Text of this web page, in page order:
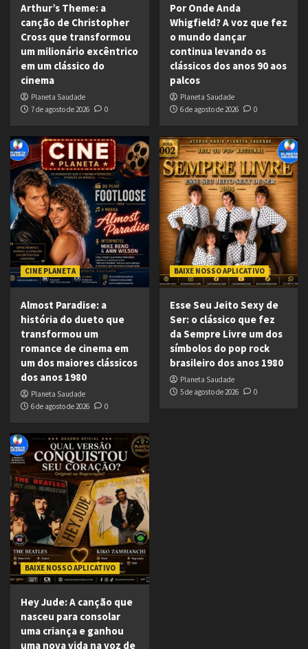
Arthur’s Theme: a
canção de Christopher
Cross que transformou
um milionário excêntrico
em um clássico do
cinema
Planeta Saudade
7 de agosto de 2026
0
Por Onde Anda
Whigfield? A voz que fez
o mundo dançar
continua levando os
clássicos dos anos 90 aos
palcos
Planeta Saudade
6 de agosto de 2026
0
CINE PLANETA
Almost Paradise: a
história do dueto que
transformou um
romance de cinema em
um dos maiores clássicos
dos anos 1980
Planeta Saudade
6 de agosto de 2026
0
BAIXE NOSSO APLICATIVO
Esse Seu Jeito Sexy de
Ser: o clássico que fez
da Sempre Livre um dos
símbolos do pop rock
brasileiro dos anos 1980
Planeta Saudade
5 de agosto de 2026
0
BAIXE NOSSO APLICATIVO
Hey Jude: A canção que
nasceu para consolar
uma criança e ganhou
uma nova vida na voz de